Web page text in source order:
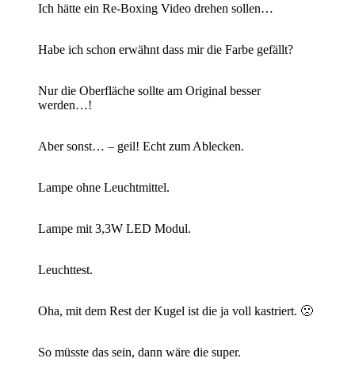
Ich hätte ein Re-Boxing Video drehen sollen…
Habe ich schon erwähnt dass mir die Farbe gefällt?
Nur die Oberfläche sollte am Original besser
werden…!
Aber sonst… – geil! Echt zum Ablecken.
Lampe ohne Leuchtmittel.
Lampe mit 3,3W LED Modul.
Leuchttest.
Oha, mit dem Rest der Kugel ist die ja voll kastriert. 🙁
So müsste das sein, dann wäre die super.